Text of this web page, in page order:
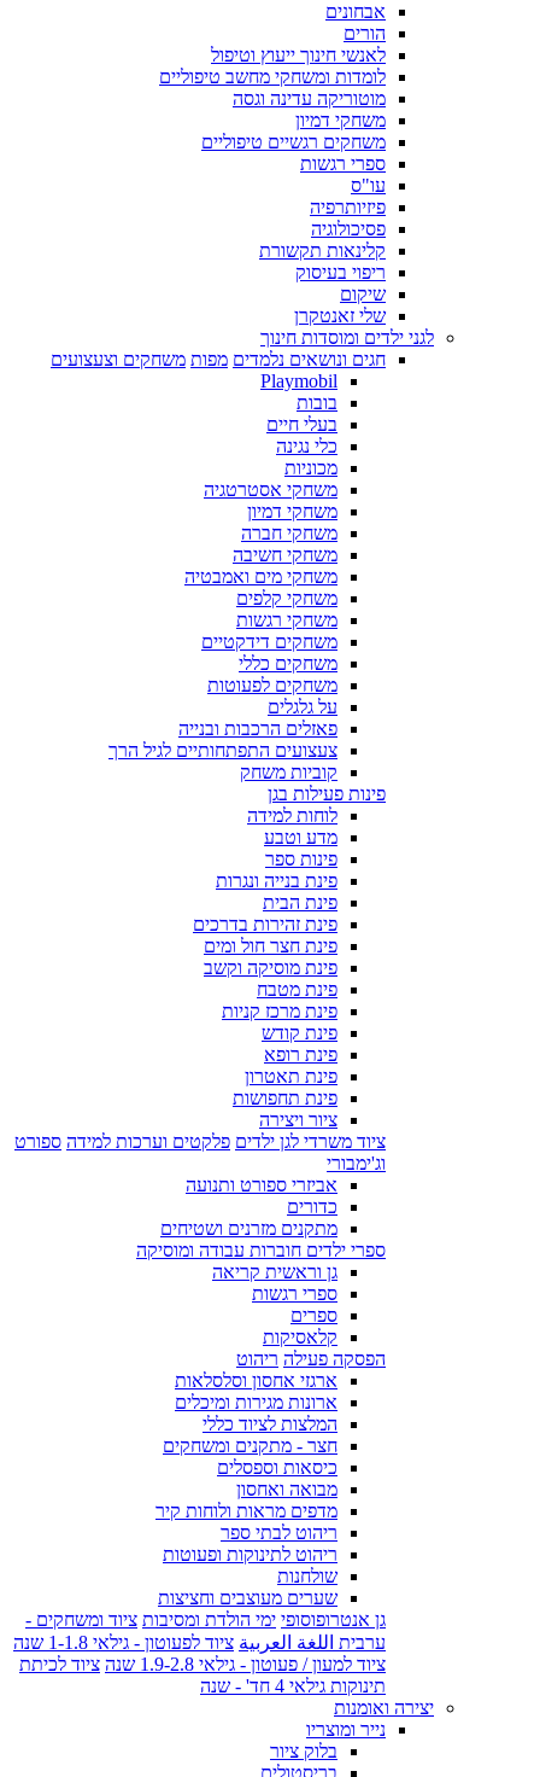
אבחונים
הורים
לאנשי חינוך ייעוץ וטיפול
לומדות ומשחקי מחשב טיפוליים
מוטוריקה עדינה וגסה
משחקי דמיון
משחקים רגשיים טיפוליים
ספרי רגשות
עו"ס
פיזיותרפיה
פסיכולוגיה
קלינאות תקשורת
ריפוי בעיסוק
שיקום
שלי זאנטקרן
לגני ילדים ומוסדות חינוך
חגים ונושאים נלמדים מפות משחקים וצעצועים
Playmobil
בובות
בעלי חיים
כלי נגינה
מכוניות
משחקי אסטרטגיה
משחקי דמיון
משחקי חברה
משחקי חשיבה
משחקי מים ואמבטיה
משחקי קלפים
משחקי רגשות
משחקים דידקטיים
משחקים כללי
משחקים לפעוטות
על גלגלים
פאזלים הרכבות ובנייה
צעצועים התפתחותיים לגיל הרך
קוביות משחק
פינות פעילות בגן
לוחות למידה
מדע וטבע
פינות ספר
פינת בנייה ונגרות
פינת הבית
פינת זהירות בדרכים
פינת חצר חול ומים
פינת מוסיקה וקשב
פינת מטבח
פינת מרכז קניות
פינת קודש
פינת רופא
פינת תאטרון
פינת תחפושות
ציור ויצירה
ציוד משרדי לגן ילדים פלקטים וערכות למידה ספורט
וג'ימבורי
אביזרי ספורט ותנועה
כדורים
מתקנים מזרנים ושטיחים
ספרי ילדים חוברות עבודה ומוסיקה
גן וראשית קריאה
ספרי רגשות
ספרים
קלאסיקות
הפסקה פעילה ריהוט
ארגזי אחסון וסלסלאות
ארונות מגירות ומיכלים
המלצות לציוד כללי
חצר - מתקנים ומשחקים
כיסאות וספסלים
מבואה ואחסון
מדפים מראות ולוחות קיר
ריהוט לבתי ספר
ריהוט לתינוקות ופעוטות
שולחנות
שערים מעוצבים וחציצות
גן אנטרופוסופי ימי הולדת ומסיבות ציוד ומשחקים -
ערבית اللغة العربية ציוד לפעוטון - גילאי 1-1.8 שנה
ציוד למעון / פעוטון - גילאי 1.9-2.8 שנה
ציוד לכיתת
תינוקות גילאי 4 חד' - שנה
יצירה ואומנות
נייר ומוצריו
בלוק ציור
בריסטולים